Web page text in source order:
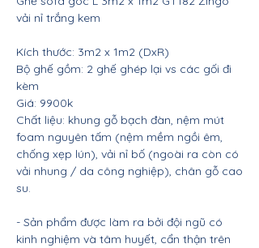
vải nỉ trắng kem
Kích thước: 3m2 x 1m2 (DxR)
Bộ ghế gồm: 2 ghế ghép lại vs các gối đi
kèm
Giá: 9900k
Chất liệu: khung gỗ bạch đàn, nệm mút
foam nguyên tấm (nệm mềm ngồi êm,
chống xẹp lún), vải nỉ bố (ngoài ra còn có
vải nhung / da công nghiệp), chân gỗ cao
su.
- Sản phẩm được làm ra bởi đội ngũ có
kinh nghiệm và tâm huyết, cẩn thận trên